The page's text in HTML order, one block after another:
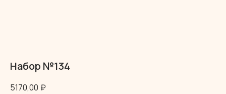
Набор №134
5170,00 ₽